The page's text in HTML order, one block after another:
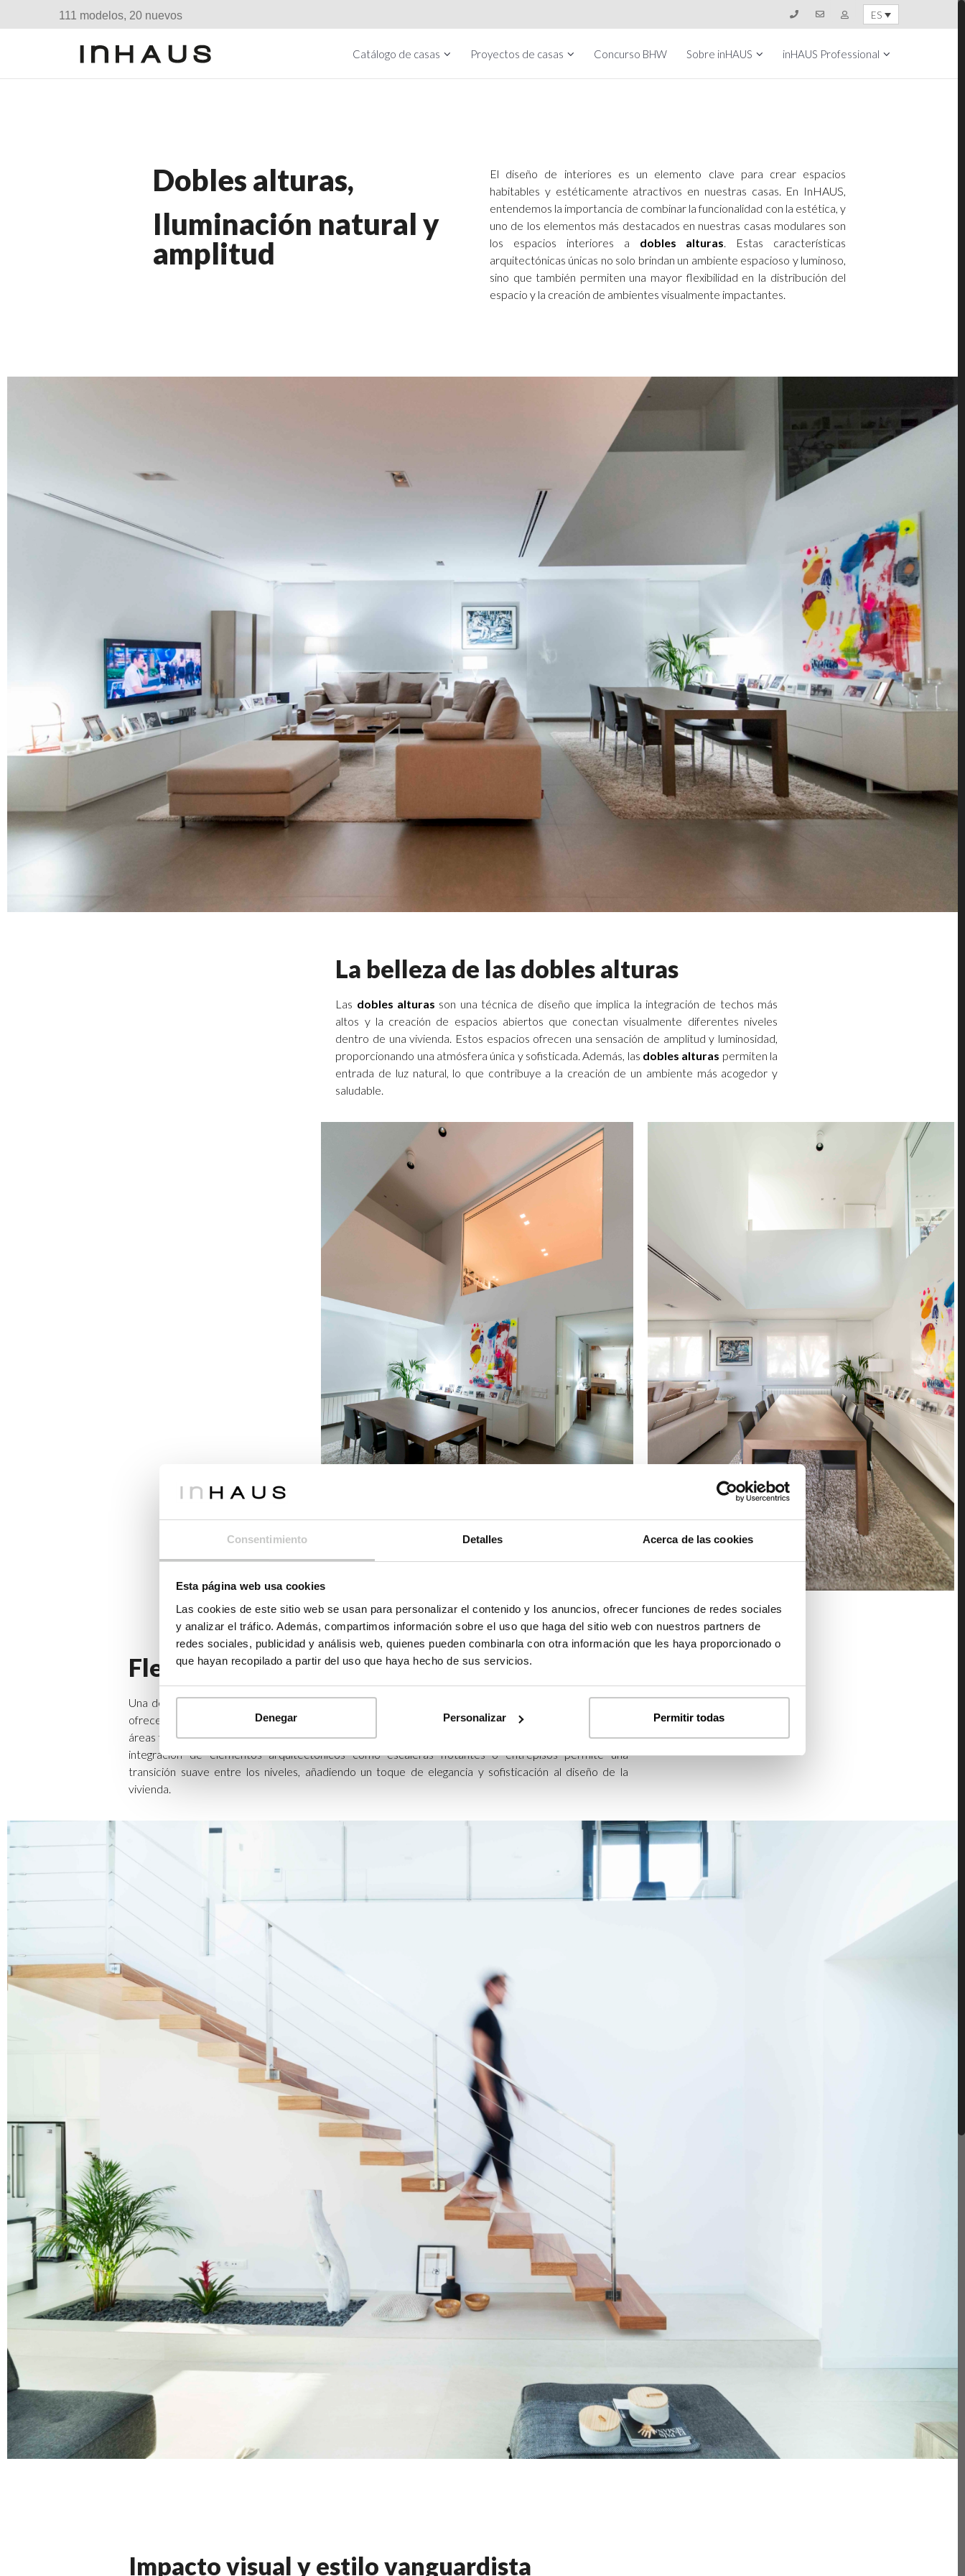
Consentimiento Detalles Acerca de las cookies
Esta página web usa cookies
Las cookies de este sitio web se usan para personalizar el contenido y los anuncios, ofrecer funciones de redes sociales
y analizar el tráfico. Además, compartimos información sobre el uso que haga del sitio web con nuestros partners de
redes sociales, publicidad y análisis web, quienes pueden combinarla con otra información que les haya proporcionado o
que hayan recopilado a partir del uso que haya hecho de sus servicios.
Denegar Personalizar Permitir todas
111 modelos, 20 nuevos ES
Catálogo de casas Proyectos de casas Concurso BHW Sobre inHAUS inHAUS Professional
Dobles alturas,
Iluminación natural y
amplitud
El diseño de interiores es un elemento clave para crear espacios
habitables y estéticamente atractivos en nuestras casas. En InHAUS,
entendemos la importancia de combinar la funcionalidad con la estética, y
uno de los elementos más destacados en nuestras casas modulares son
los espacios interiores a dobles alturas. Estas características
arquitectónicas únicas no solo brindan un ambiente espacioso y luminoso,
sino que también permiten una mayor flexibilidad en la distribución del
espacio y la creación de ambientes visualmente impactantes.
La belleza de las dobles alturas
Las dobles alturas son una técnica de diseño que implica la integración de techos más
altos y la creación de espacios abiertos que conectan visualmente diferentes niveles
dentro de una vivienda. Estos espacios ofrecen una sensación de amplitud y luminosidad,
proporcionando una atmósfera única y sofisticada. Además, las dobles alturas permiten la
entrada de luz natural, lo que contribuye a la creación de un ambiente más acogedor y
saludable.
Flexibilidad en el diseño
Una de las ventajas más destacadas de los espacios interiores a
es la flexibilidad que
ofrecen en el diseño de interiores. Estos espacios abiertos ofrecen la posibilidad de crear diferentes
áreas funcionales, como salas de estar, comedores o zonas de trabajo en diferentes niveles. Además, la
integración de elementos arquitectónicos como escaleras flotantes o entrepisos permite una
transición suave entre los niveles, añadiendo un toque de elegancia y sofisticación al diseño de la
vivienda.
Impacto visual y estilo vanguardista